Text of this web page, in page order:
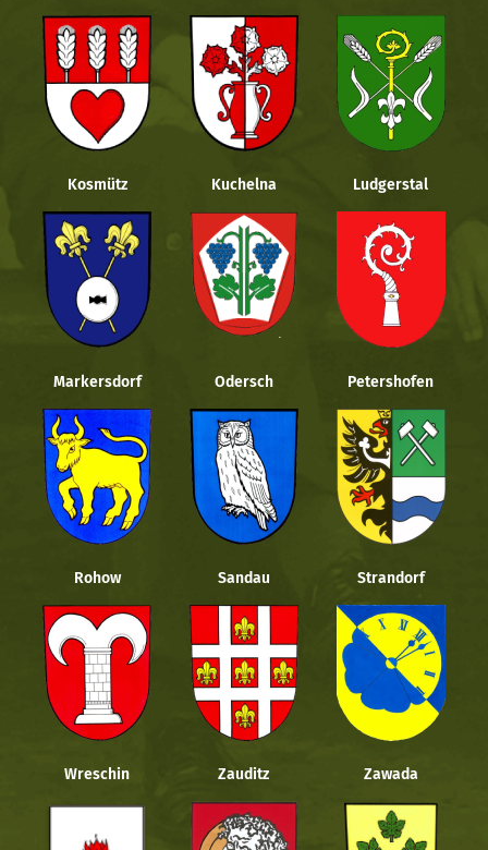
Kosmütz Kuchelna Ludgerstal
Markersdorf Odersch Petershofen
Rohow Sandau Strandorf
Wreschin Zauditz Zawada